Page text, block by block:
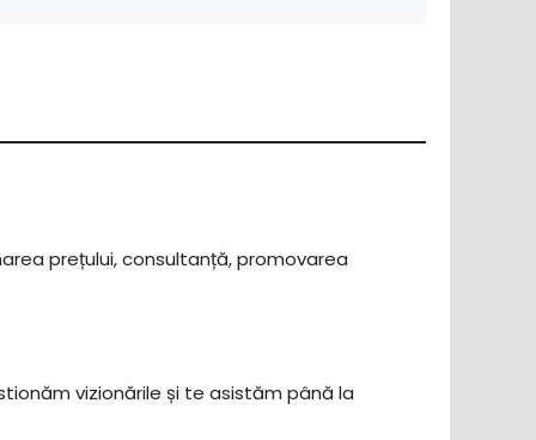
prețului, consultanță, promovarea
vizionările și te asistăm până la